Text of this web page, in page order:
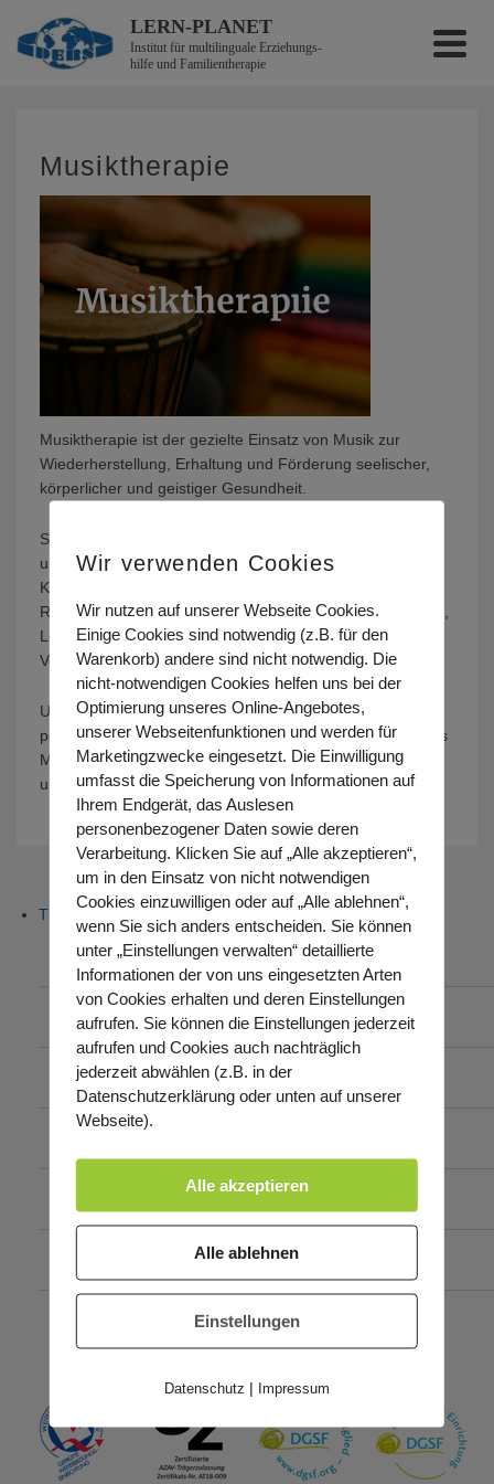
LERN-PLANET
Institut für multilinguale Erzieh­ungs­
hilfe und Familientherapie
Therapie
Systemische Einzeltherapie
Paar- und Familientherapie
Lerntherapie
Musiktherapie
Musiktherapie ist der gezielte Einsatz von Musik zur
Wiederherstellung, Erhaltung und Förderung seelischer,
körperlicher und geistiger Gesundheit.
Sie hilft Kindern, Jugendlichen und Erwachsenen mit
unterschiedlichen Lernstörungen, wie z.B.
Konzentrationsstörungen, Gedächtnisproblemen, Lese-
Rechtschreibschwächen, Aufmerksamkeitsschwierigkeiten,
Lernblockaden, emotionalen Problemen und
Verhaltensauffälligkeiten oder Wahrnehmungsstörungen.
Unser Angebot umfasst die Therapie mit klassicher Musik
per Kopfhörer, sowie musikalisches Erleben durch eigenes
Musizieren mit diversen Musikinstrumenten und wird in
unterschiedlichen Sprachen angeboten.
Wir verwenden Cookies
Wir nutzen auf unserer Webseite Cookies.
Einige Cookies sind notwendig (z.B. für den
Warenkorb) andere sind nicht notwendig. Die
nicht-notwendigen Cookies helfen uns bei der
Optimierung unseres Online-Angebotes,
unserer Webseitenfunktionen und werden für
Marketingzwecke eingesetzt. Die Einwilligung
umfasst die Speicherung von Informationen auf
Ihrem Endgerät, das Auslesen
personenbezogener Daten sowie deren
Verarbeitung. Klicken Sie auf „Alle akzeptieren“,
um in den Einsatz von nicht notwendigen
Cookies einzuwilligen oder auf „Alle ablehnen“,
wenn Sie sich anders entscheiden. Sie können
unter „Einstellungen verwalten“ detaillierte
Informationen der von uns eingesetzten Arten
von Cookies erhalten und deren Einstellungen
aufrufen. Sie können die Einstellungen jederzeit
aufrufen und Cookies auch nachträglich
jederzeit abwählen (z.B. in der
Datenschutzerklärung oder unten auf unserer
Webseite).
Alle akzeptieren
Alle ablehnen
Einstellungen
Datenschutz | Impressum